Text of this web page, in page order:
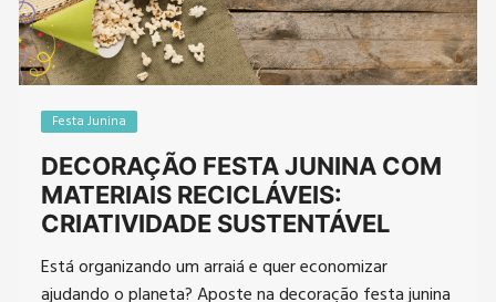
Festa Junina
DECORAÇÃO FESTA JUNINA COM
MATERIAIS RECICLÁVEIS:
CRIATIVIDADE SUSTENTÁVEL
Está organizando um arraiá e quer economizar
ajudando o planeta? Aposte na decoração festa junina